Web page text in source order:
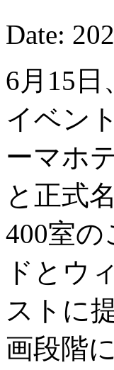
Date:
6月15
イベン
ーマホ
と正式
400室
ドとウ
ストに
画段階